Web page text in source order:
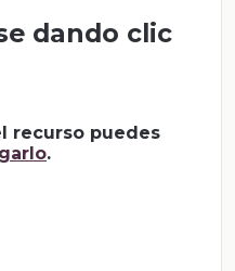
dando clic
recurso puedes
.